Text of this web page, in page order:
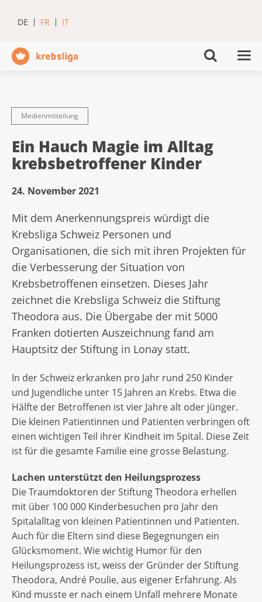
DE FR IT
Medienmitteilung
Ein Hauch Magie im Alltag
krebsbetroffener Kinder
24. November 2021
Mit dem Anerkennungspreis würdigt die
Krebsliga Schweiz Personen und
Organisationen, die sich mit ihren Projekten für
die Verbesserung der Situation von
Krebsbetroffenen einsetzen. Dieses Jahr
zeichnet die Krebsliga Schweiz die Stiftung
Theodora aus. Die Übergabe der mit 5000
Franken dotierten Auszeichnung fand am
Hauptsitz der Stiftung in Lonay statt.
In der Schweiz erkranken pro Jahr rund 250 Kinder
und Jugendliche unter 15 Jahren an Krebs. Etwa die
Hälfte der Betroffenen ist vier Jahre alt oder jünger.
Die kleinen Patientinnen und Patienten verbringen oft
einen wichtigen Teil ihrer Kindheit im Spital. Diese Zeit
ist für die gesamte Familie eine grosse Belastung.
Lachen unterstützt den Heilungsprozess
Die Traumdoktoren der Stiftung Theodora erhellen
mit über 100 000 Kinderbesuchen pro Jahr den
Spitalalltag von kleinen Patientinnen und Patienten.
Auch für die Eltern sind diese Begegnungen ein
Glücksmoment. Wie wichtig Humor für den
Heilungsprozess ist, weiss der Gründer der Stiftung
Theodora, André Poulie, aus eigener Erfahrung. Als
Kind musste er nach einem Unfall mehrere Monate